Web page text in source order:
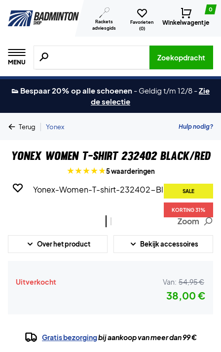
Rackets
adviesgids
Favorieten
(0)
0
Winkelwagentje
MENU
Zoeken naar producten, merken etc.
Zoekopdracht
👟 Bespaar 20% op alle schoenen - Geldig t/m 12/8 -Zie
de selectie
Terug | Yonex Hulp nodig?
Yonex Women T-shirt 232402 Black/Red
5 waarderingen
SALE
KORTING 31%
SALE
KORTING 31%
Zoom
Over het product Bekijk accessoires
Uitverkocht Van: 54,95 €
38,00 €
Gratis bezorgingbij aankoop van meer dan 99 €